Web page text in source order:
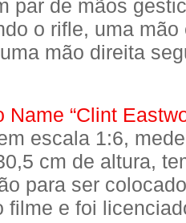
par de mãos
o rifle, uma mão
mão direita
Name “Clint
escala 1:6, mede
cm de altura,
para ser
filme e foi